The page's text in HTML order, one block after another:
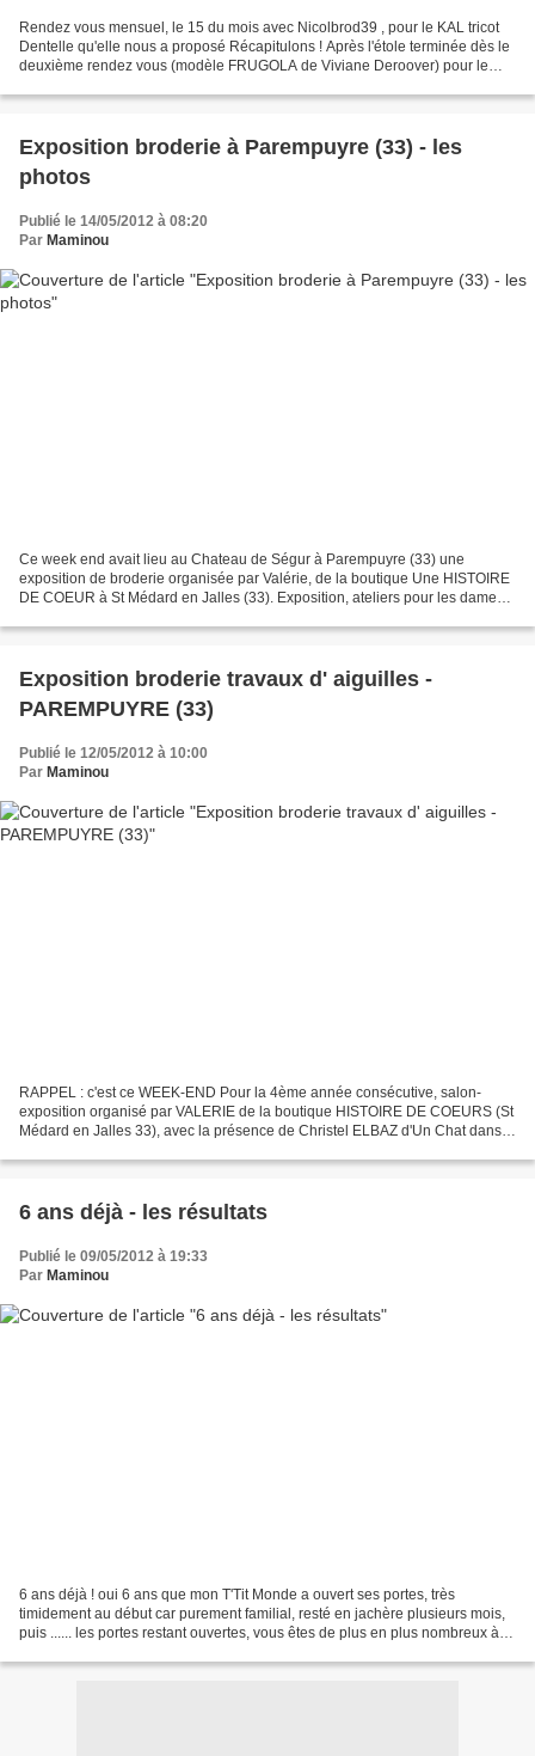
Rendez vous mensuel, le 15 du mois avec Nicolbrod39 , pour le KAL tricot
Dentelle qu'elle nous a proposé Récapitulons ! Après l'étole terminée dès le
deuxième rendez vous (modèle FRUGOLA de Viviane Deroover) pour le
Exposition broderie à Parempuyre (33) - les
photos
Publié le 14/05/2012 à 08:20
Par Maminou
Ce week end avait lieu au Chateau de Ségur à Parempuyre (33) une
exposition de broderie organisée par Valérie, de la boutique Une HISTOIRE
DE COEUR à St Médard en Jalles (33). Exposition, ateliers pour les dames,
Exposition broderie travaux d' aiguilles -
PAREMPUYRE (33)
Publié le 12/05/2012 à 10:00
Par Maminou
RAPPEL : c'est ce WEEK-END Pour la 4ème année consécutive, salon-
exposition organisé par VALERIE de la boutique HISTOIRE DE COEURS (St
Médard en Jalles 33), avec la présence de Christel ELBAZ d'Un Chat dans
6 ans déjà - les résultats
Publié le 09/05/2012 à 19:33
Par Maminou
6 ans déjà ! oui 6 ans que mon T'Tit Monde a ouvert ses portes, très
timidement au début car purement familial, resté en jachère plusieurs mois,
puis ...... les portes restant ouvertes, vous êtes de plus en plus nombreux à